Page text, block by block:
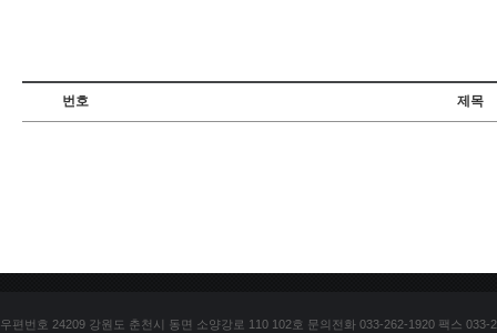
번호 제목
우편번호 24209 강원도 춘천시 동면 소양강로 110 102호 문의전화 033-262-1920 팩스 033-